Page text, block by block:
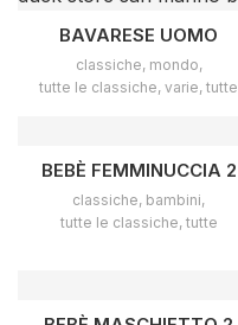
BAVARESE UOMO
classiche, mondo,
tutte le classiche, varie, tutte
BEBÈ FEMMINUCCIA 2
classiche, bambini,
tutte le classiche, tutte